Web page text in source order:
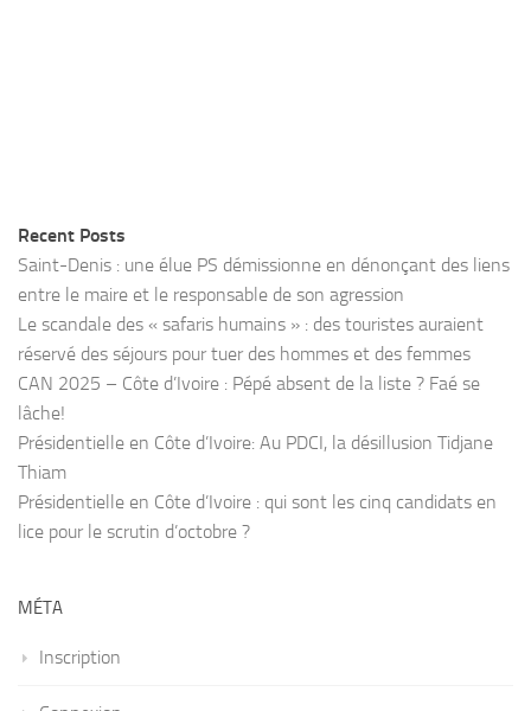
Recent Posts
Saint-Denis : une élue PS démissionne en dénonçant des liens
entre le maire et le responsable de son agression
Le scandale des « safaris humains » : des touristes auraient
réservé des séjours pour tuer des hommes et des femmes
CAN 2025 – Côte d’Ivoire : Pépé absent de la liste ? Faé se
lâche!
Présidentielle en Côte d’Ivoire: Au PDCI, la désillusion Tidjane
Thiam
Présidentielle en Côte d’Ivoire : qui sont les cinq candidats en
lice pour le scrutin d’octobre ?
MÉTA
Inscription